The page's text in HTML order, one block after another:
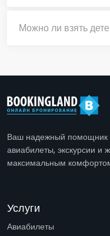
Можно ли взять
Ваш надежный помощник
авиабилеты, экскурсии и
максимальным
Услуги
Авиабилеты